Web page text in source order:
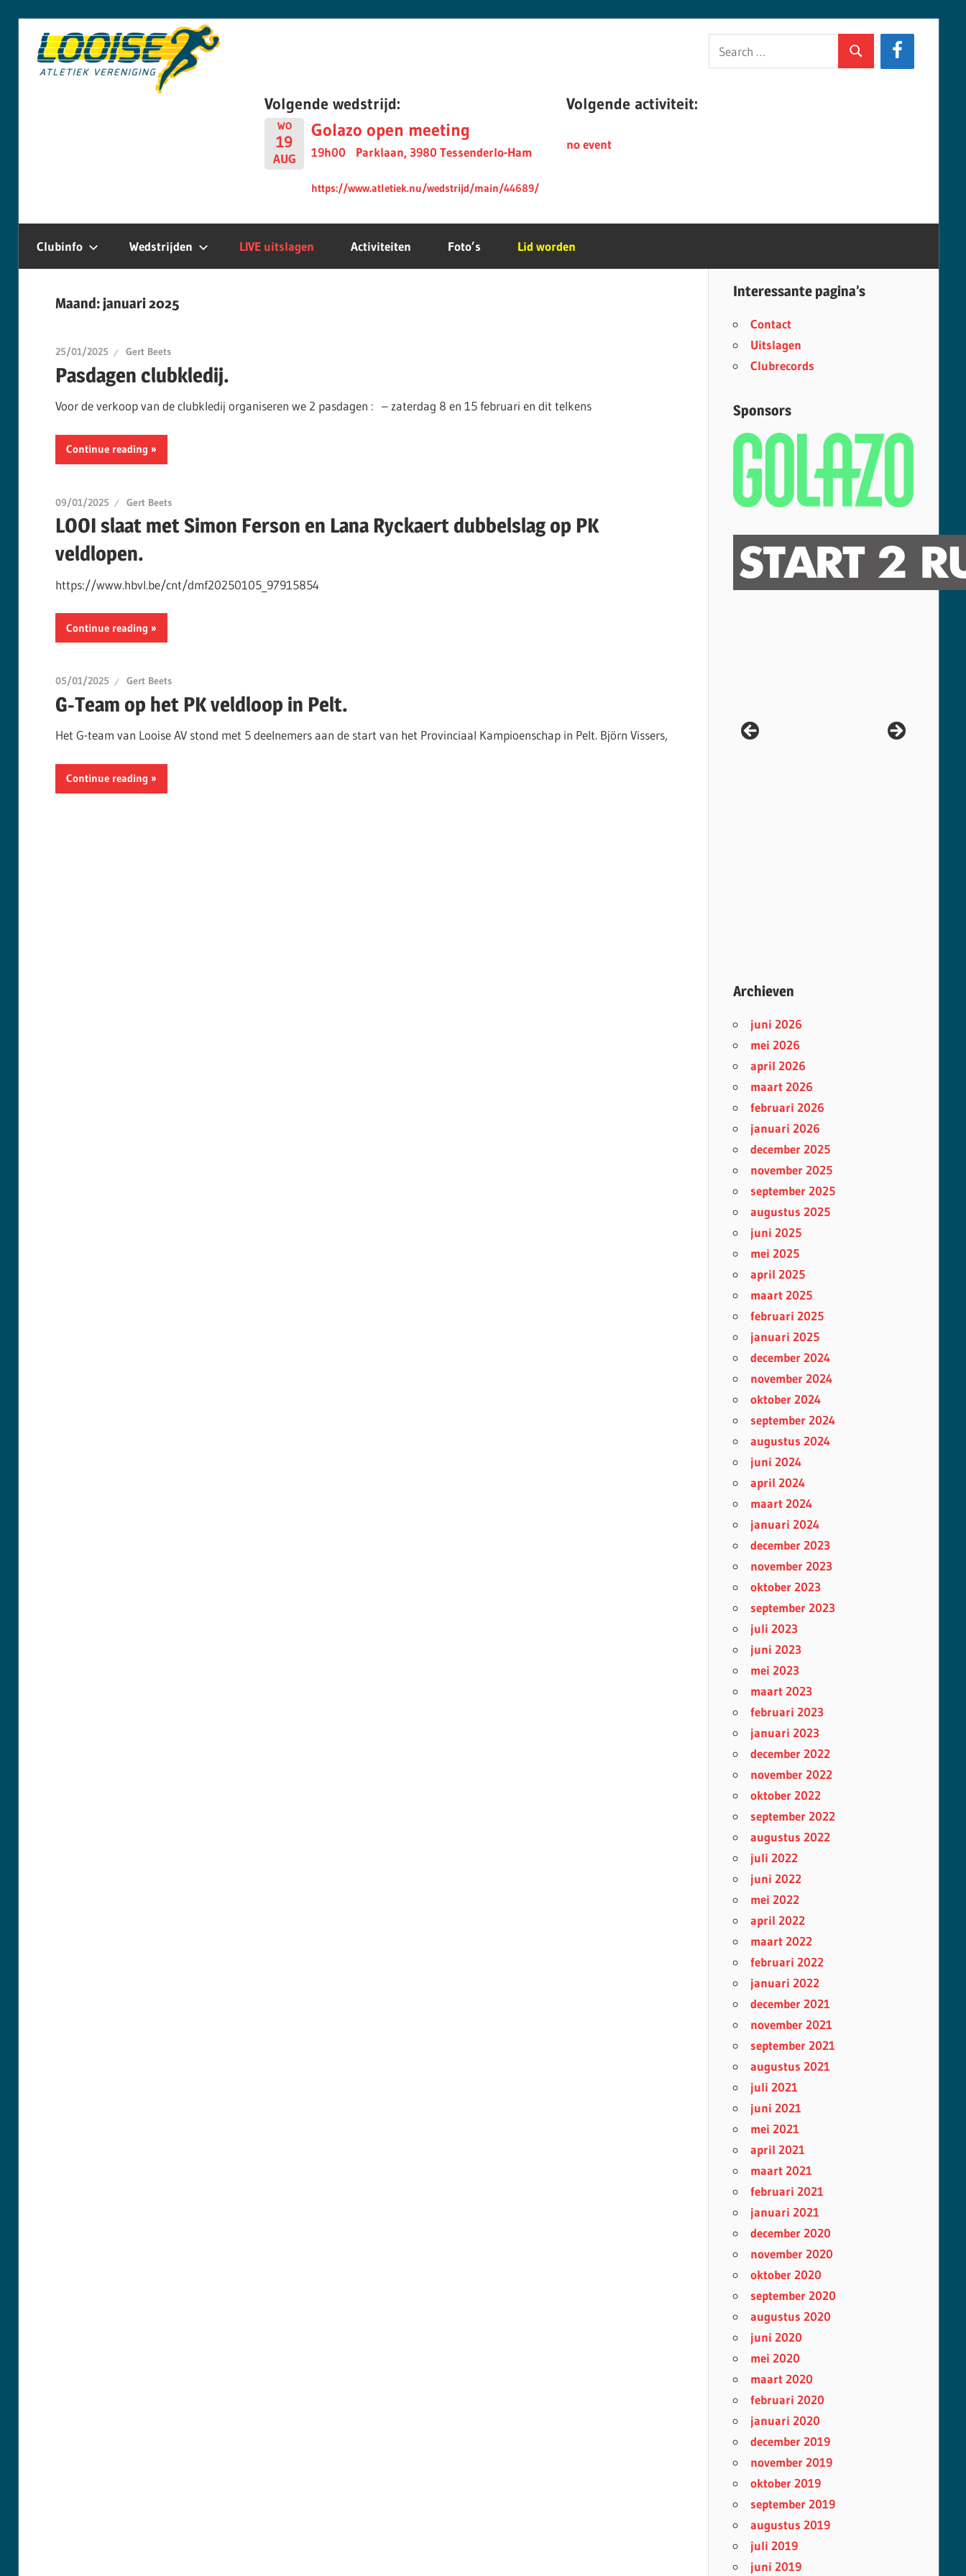
content
for:
Search
Volgende wedstrijd:
WO
19
AUG
Golazo open meeting
19h00 Parklaan, 3980 Tessenderlo-Ham
https://www.atletiek.nu/wedstrijd/main/44689/
Volgende activiteit:
no event
Clubinfo Wedstrijden LIVE uitslagen Activiteiten Foto’s Lid worden
Maand:januari 2025
25/01/2025 Gert Beets
Pasdagen clubkledij.
Voor de verkoop van de clubkledij organiseren we 2 pasdagen : – zaterdag 8 en 15 februari en dit telkens
Continue reading
09/01/2025 Gert Beets
LOOI slaat met Simon Ferson en Lana Ryckaert dubbelslag op PK
veldlopen.
https://www.hbvl.be/cnt/dmf20250105_97915854
Continue reading
05/01/2025 Gert Beets
G-Team op het PK veldloop in Pelt.
Het G-team van Looise AV stond met 5 deelnemers aan de start van het Provinciaal Kampioenschap in Pelt. Björn Vissers,
Continue reading
Interessante pagina’s
Contact
Uitslagen
Clubrecords
Sponsors
Archieven
juni 2026
mei 2026
april 2026
maart 2026
februari 2026
januari 2026
december 2025
november 2025
september 2025
augustus 2025
juni 2025
mei 2025
april 2025
maart 2025
februari 2025
januari 2025
december 2024
november 2024
oktober 2024
september 2024
augustus 2024
juni 2024
april 2024
maart 2024
januari 2024
december 2023
november 2023
oktober 2023
september 2023
juli 2023
juni 2023
mei 2023
maart 2023
februari 2023
januari 2023
december 2022
november 2022
oktober 2022
september 2022
augustus 2022
juli 2022
juni 2022
mei 2022
april 2022
maart 2022
februari 2022
januari 2022
december 2021
november 2021
september 2021
augustus 2021
juli 2021
juni 2021
mei 2021
april 2021
maart 2021
februari 2021
januari 2021
december 2020
november 2020
oktober 2020
september 2020
augustus 2020
juni 2020
mei 2020
maart 2020
februari 2020
januari 2020
december 2019
november 2019
oktober 2019
september 2019
augustus 2019
juli 2019
juni 2019